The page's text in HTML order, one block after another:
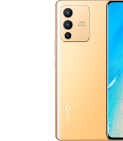
X70t
全部T机型
Y76s